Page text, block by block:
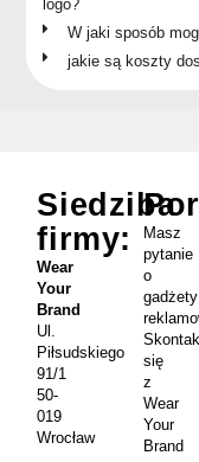
logo?
W jaki sposób
jakie są koszty
Masz
pytanie
o
gadżety
się
z
Wear
Your
Brand
Siedziba
firmy:
Wear
Your
Brand
Ul.
Piłsudskiego
91/1
50-
019
Wrocław